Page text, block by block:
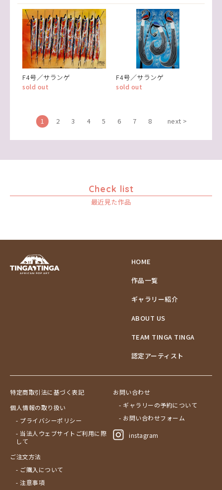
F4号／サランゲ
sold out
F4号／サランゲ
sold out
1 2 3 4 5 6 7 8 next >
Check list
最近見た作品
HOME
作品一覧
ギャラリー紹介
ABOUT US
TEAM TINGA TINGA
認定アーティスト
特定商取引法に基づく表記
個人情報の取り扱い
- プライバシーポリシー
- 当法人ウェブサイトご利用に際
して
ご注文方法
- ご購入について
- 注意事項
お問い合わせ
- ギャラリーの予約について
- お問い合わせフォーム
instagram